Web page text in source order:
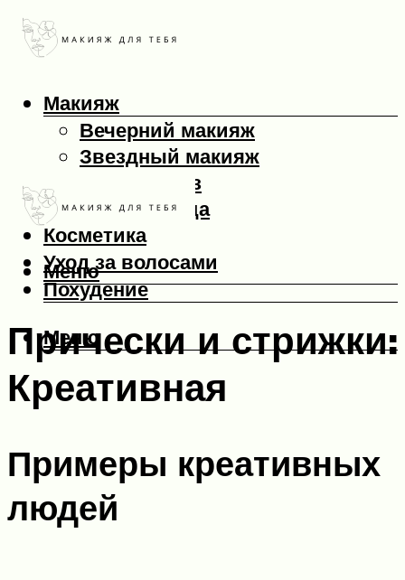
Макияж
Вечерний макияж
Звездный макияж
Макияж глаз
Макияж лица
Косметика
Уход за волосами
Похудение
Меню
Меню
Прически и стрижки:
Креативная
Примеры креативных
людей